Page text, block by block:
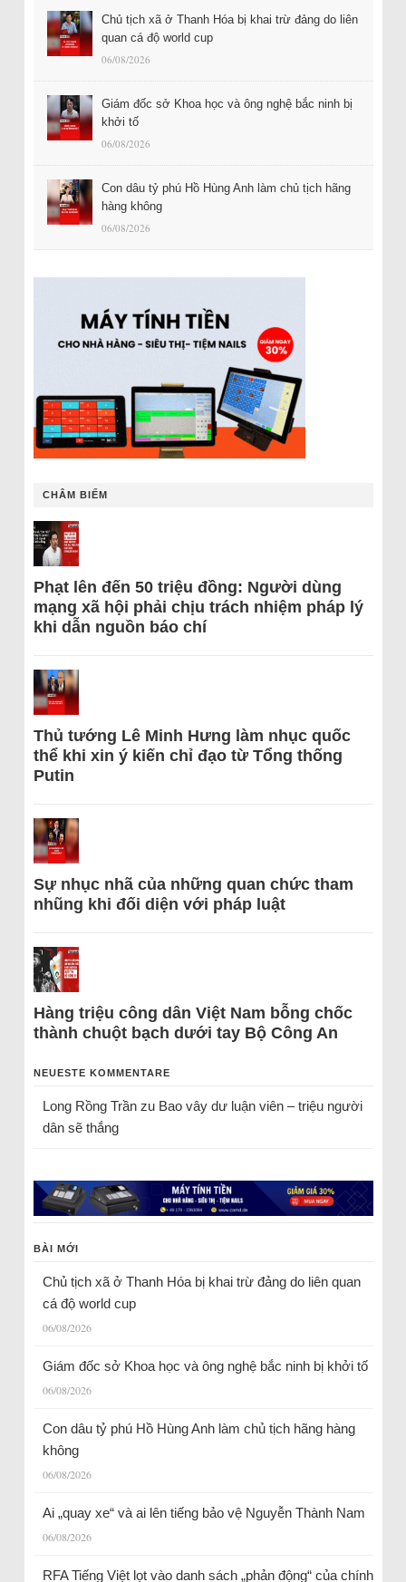
Chủ tịch xã ở Thanh Hóa bị khai trừ đảng do liên
quan cá độ world cup
06/08/2026
Giám đốc sở Khoa học và ông nghệ bắc ninh bị
khởi tố
06/08/2026
Con dâu tỷ phú Hồ Hùng Anh làm chủ tịch hãng
hàng không
06/08/2026
CHÂM BIẾM
Phạt lên đến 50 triệu đồng: Người dùng
mạng xã hội phải chịu trách nhiệm pháp lý
khi dẫn nguồn báo chí
Thủ tướng Lê Minh Hưng làm nhục quốc
thể khi xin ý kiến chỉ đạo từ Tổng thống
Putin
Sự nhục nhã của những quan chức tham
nhũng khi đối diện với pháp luật
Hàng triệu công dân Việt Nam bỗng chốc
thành chuột bạch dưới tay Bộ Công An
NEUESTE KOMMENTARE
Long Rồng Trầnzu Bao vây dư luận viên – triệu người
dân sẽ thắng
BÀI MỚI
Chủ tịch xã ở Thanh Hóa bị khai trừ đảng do liên quan
cá độ world cup
06/08/2026
Giám đốc sở Khoa học và ông nghệ bắc ninh bị khởi tố
06/08/2026
Con dâu tỷ phú Hồ Hùng Anh làm chủ tịch hãng hàng
không
06/08/2026
Ai „quay xe“ và ai lên tiếng bảo vệ Nguyễn Thành Nam
06/08/2026
RFA Tiếng Việt lọt vào danh sách „phản động“ của chính